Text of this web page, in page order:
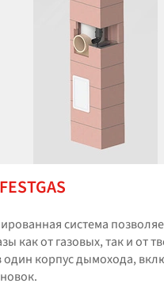
система
как от газовых, так и от
один корпус дымохода,